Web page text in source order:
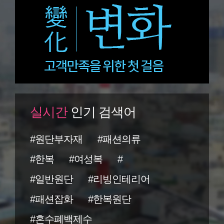
실시간인기 검색어
#원단부자재
#패션의류
#한복
#여성복
#
#일반원단
#리빙인테리어
#패션잡화
#한복원단
#혼수폐백제수